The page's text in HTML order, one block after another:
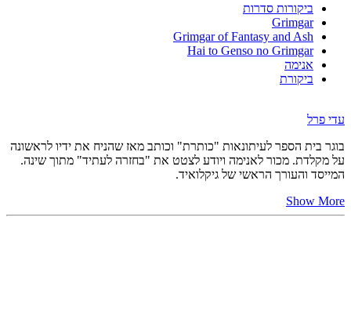
ביקורות סדרות
Grimgar
Grimgar of Fantasy and Ash
Hai to Genso no Grimgar
אנימה
ביקורת
עדי פרל
בוגר בית הספר לעיתונאות "כותרת" וכותב מאז שהניח את ידיו לראשונה
על מקלדת. מכור לאנימה ויודע לצטט את "בחזרה לעתיד" מתוך שינה.
המייסד והעורך הראשי של גיקלואיד.
Show More